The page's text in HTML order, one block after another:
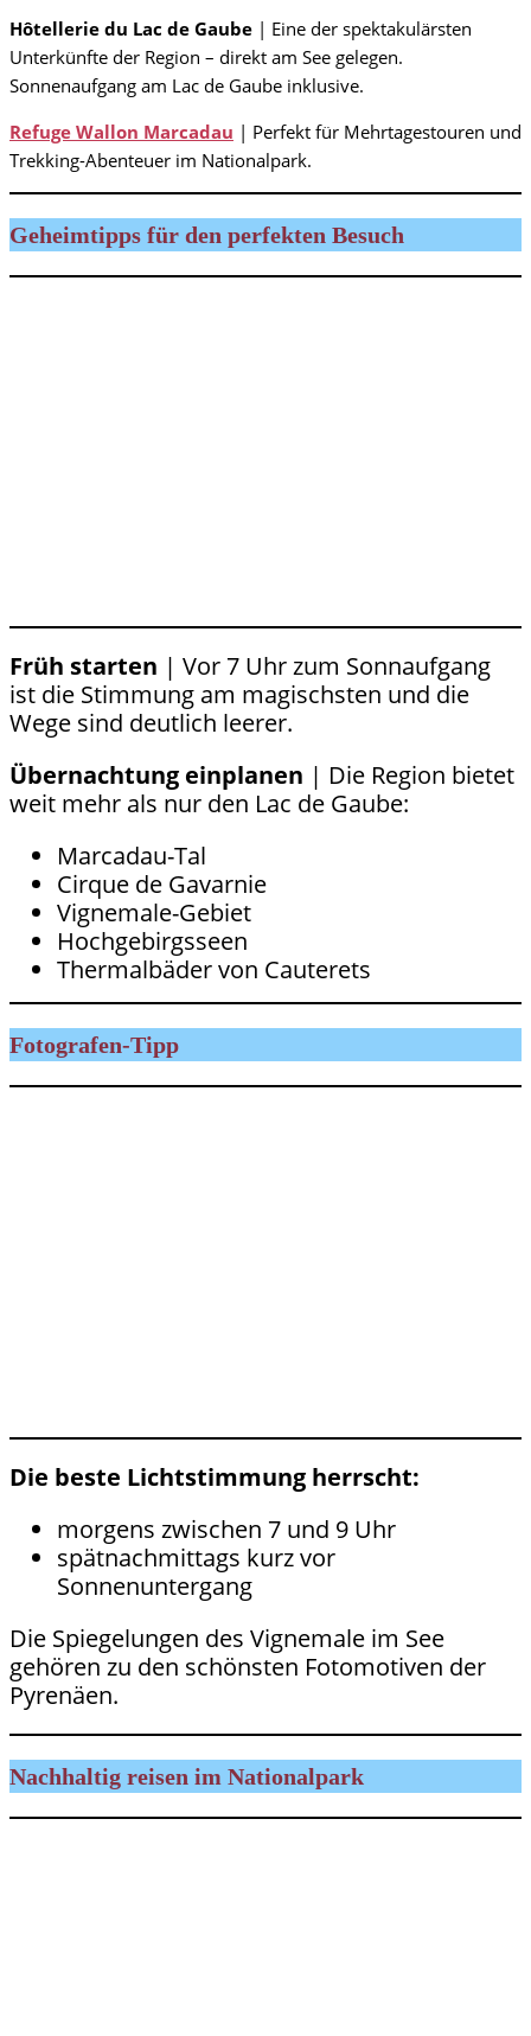
Hôtellerie du Lac de Gaube | Eine der spektakulärsten
Unterkünfte der Region – direkt am See gelegen.
Sonnenaufgang am Lac de Gaube inklusive.
Refuge Wallon Marcadau | Perfekt für Mehrtagestouren und
Trekking-Abenteuer im Nationalpark.
Geheimtipps für den perfekten Besuch
Früh starten | Vor 7 Uhr zum Sonnaufgang
ist die Stimmung am magischsten und die
Wege sind deutlich leerer.
Übernachtung einplanen | Die Region bietet
weit mehr als nur den Lac de Gaube:
Marcadau-Tal
Cirque de Gavarnie
Vignemale-Gebiet
Hochgebirgsseen
Thermalbäder von Cauterets
Fotografen-Tipp
Die beste Lichtstimmung herrscht:
morgens zwischen 7 und 9 Uhr
spätnachmittags kurz vor
Sonnenuntergang
Die Spiegelungen des Vignemale im See
gehören zu den schönsten Fotomotiven der
Pyrenäen.
Nachhaltig reisen im Nationalpark